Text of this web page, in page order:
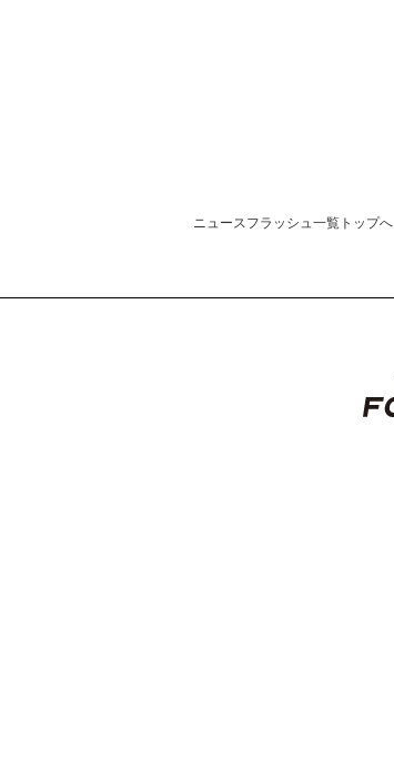
ニュースフラッシュ一覧トップへ